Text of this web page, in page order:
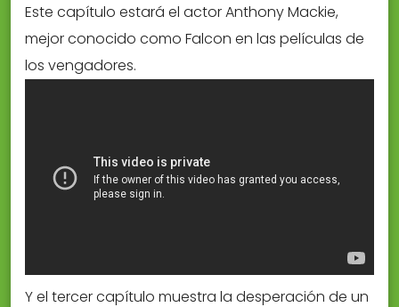
Este capítulo estará el actor Anthony Mackie,
mejor conocido como Falcon en las películas de
los vengadores.
Y el tercer capítulo muestra la desperación de un